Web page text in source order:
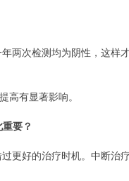
两次检测均为阴性，这样
高有显著影响。
要？
更好的治疗时机。中断治